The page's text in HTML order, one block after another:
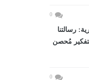
0
رسالتنا
مُحصن
0